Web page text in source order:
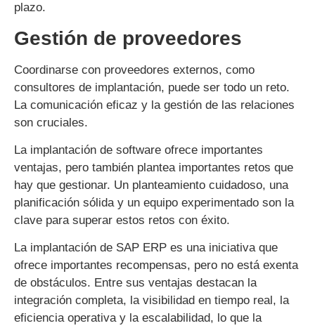
plazo.
Gestión de proveedores
Coordinarse con proveedores externos, como
consultores de implantación, puede ser todo un reto.
La comunicación eficaz y la gestión de las relaciones
son cruciales.
La implantación de software ofrece importantes
ventajas, pero también plantea importantes retos que
hay que gestionar. Un planteamiento cuidadoso, una
planificación sólida y un equipo experimentado son la
clave para superar estos retos con éxito.
La implantación de SAP ERP es una iniciativa que
ofrece importantes recompensas, pero no está exenta
de obstáculos. Entre sus ventajas destacan la
integración completa, la visibilidad en tiempo real, la
eficiencia operativa y la escalabilidad, lo que la